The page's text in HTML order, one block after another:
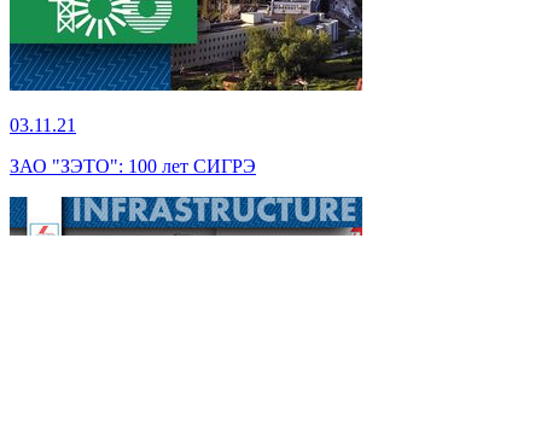
03.11.21
ЗАО "ЗЭТО": 100 лет СИГРЭ